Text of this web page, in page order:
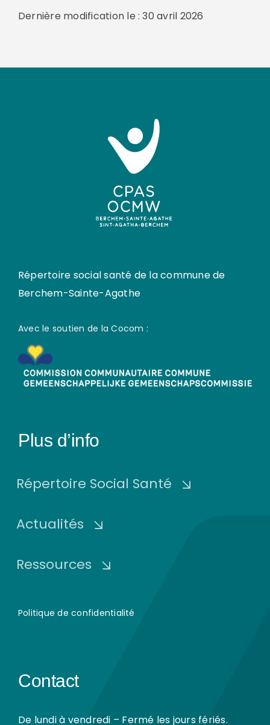
Dernière modification le : 30 avril 2026
Répertoire social santé de la commune de
Berchem-Sainte-Agathe
Avec le soutien de la Cocom :
Plus d’info
Répertoire Social Santé
Actualités
Ressources
Politique de confidentialité
Contact
De lundi à vendredi – Fermé les jours fériés.